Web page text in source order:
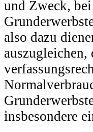
und Zweck,
also dazu
insbesondere